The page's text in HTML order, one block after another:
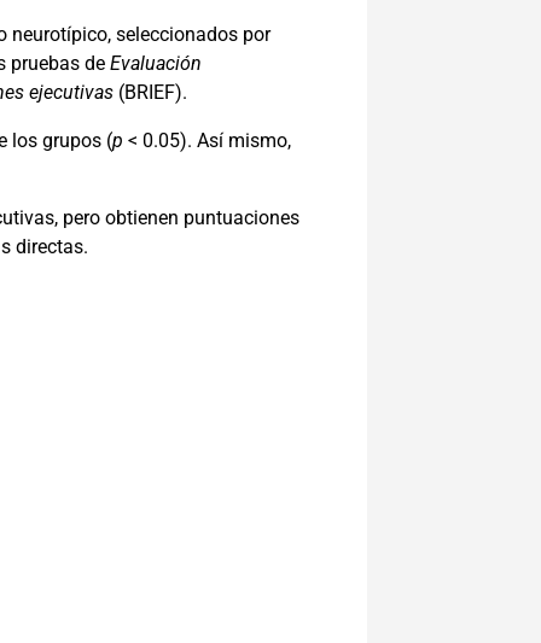
neurotípico, seleccionados por
pruebas de Evaluación
ejecutivas (BRIEF).
los grupos (p < 0.05). Así mismo,
pero obtienen puntuaciones
directas.